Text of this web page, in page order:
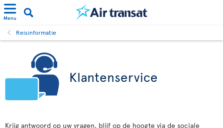
Menu
Reisinformatie
Klantenservice
Krijg antwoord op uw vragen, blijf op de hoogte via de sociale